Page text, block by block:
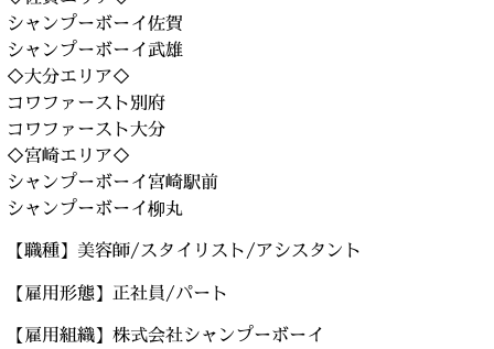
シャンプーボーイ佐賀
シャンプーボーイ武雄
◇大分エリア◇
コワファースト別府
コワファースト大分
◇宮崎エリア◇
シャンプーボーイ宮崎駅前
シャンプーボーイ柳丸
【職種】美容師/スタイリスト/アシスタント
【雇用形態】正社員/パート
【雇用組織】株式会社シャンプーボーイ